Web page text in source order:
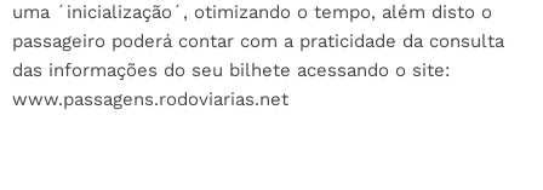
uma ´inicialização´, otimizando o tempo, além disto o
passageiro poderá contar com a praticidade da consulta
das informações do seu bilhete acessando o site:
www.passagens.rodoviarias.net